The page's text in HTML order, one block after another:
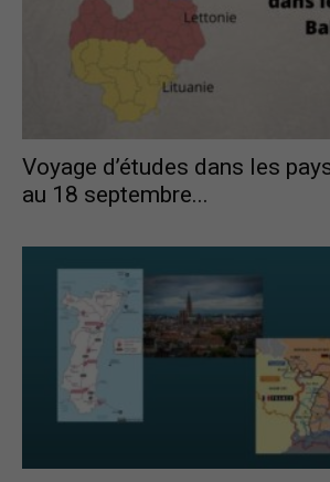
Voyage d’études dans les
au 18 septembre...